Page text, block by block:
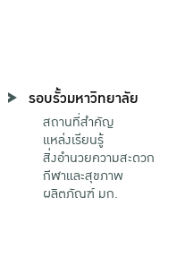
รอบรั้วมหาวิทยาลัย
สถานที่สำคัญ
แหล่งเรียนรู้
สิ่งอำนวยความสะดวก
กีฬาและสุขภาพ
ผลิตภัณฑ์ มก.